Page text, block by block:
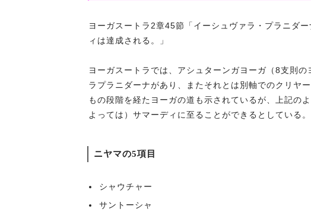
ヨーガスートラ2章45節「イーシュヴァラ・プラニダ
ィは達成される。」
ヨーガスートラでは、アシュターンガヨーガ（8支則
ラプラニダーナがあり、またそれとは別軸でのクリヤ
もの段階を経たヨーガの道も示されているが、上記の
よっては）サマーディに至ることができるとしている。
ニヤマの5項目
シャウチャー
サントーシャ